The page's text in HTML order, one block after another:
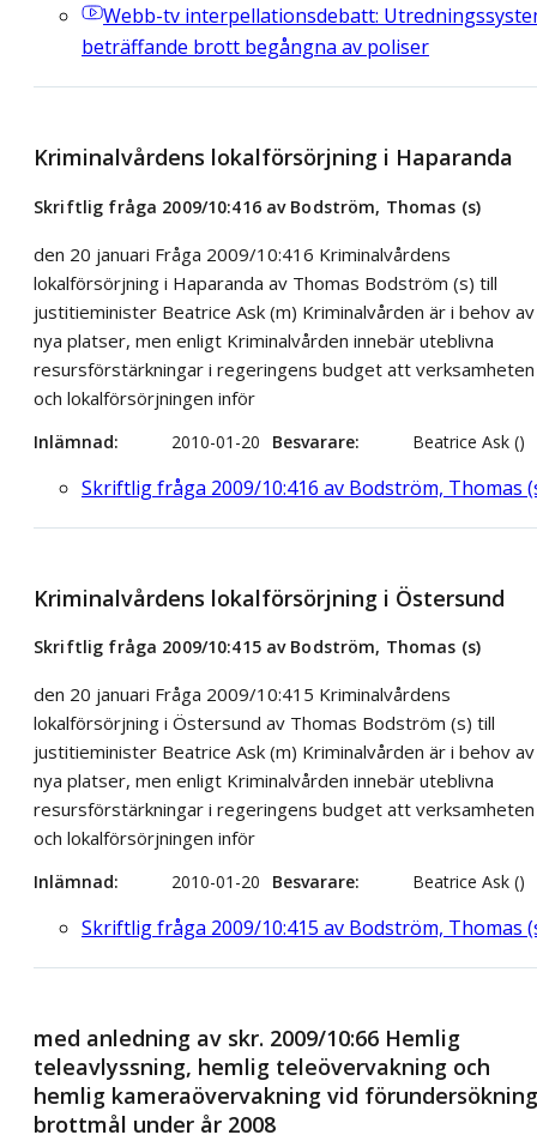
Webb-tv interpellationsdebatt:
beträffande brott begångna av poliser
Kriminalvårdens lokalförsörjning i Haparanda
Skriftlig fråga 2009/10:416 av Bodström, Thomas (s)
den 20 januari Fråga 2009/10:416 Kriminalvårdens
lokalförsörjning i Haparanda av Thomas Bodström (s) till
justitieminister Beatrice Ask (m) Kriminalvården är i behov av
nya platser, men enligt Kriminalvården innebär uteblivna
resursförstärkningar i regeringens budget att verksamheten
och lokalförsörjningen inför
Inlämnad 2010-01-20 Besvarare Beatrice Ask ()
Skriftlig fråga 2009/10:416 av Bodström, Thomas
Kriminalvårdens lokalförsörjning i Östersund
Skriftlig fråga 2009/10:415 av Bodström, Thomas (s)
den 20 januari Fråga 2009/10:415 Kriminalvårdens
lokalförsörjning i Östersund av Thomas Bodström (s) till
justitieminister Beatrice Ask (m) Kriminalvården är i behov av
nya platser, men enligt Kriminalvården innebär uteblivna
resursförstärkningar i regeringens budget att verksamheten
och lokalförsörjningen inför
Inlämnad 2010-01-20 Besvarare Beatrice Ask ()
Skriftlig fråga 2009/10:415 av Bodström, Thomas
med anledning av skr. 2009/10:66 Hemlig
teleavlyssning, hemlig teleövervakning och
hemlig kameraövervakning vid
brottmål under år 2008